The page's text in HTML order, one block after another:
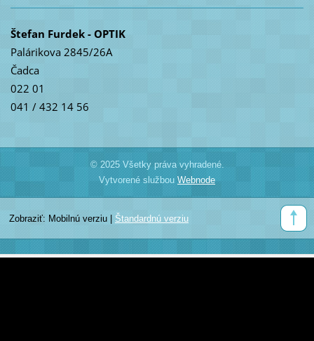
Štefan Furdek - OPTIK
Palárikova 2845/26A
Čadca
022 01
041 / 432 14 56
© 2025 Všetky práva vyhradené.
Vytvorené službou Webnode
Zobraziť: Mobilnú verziu| Štandardnú verziu